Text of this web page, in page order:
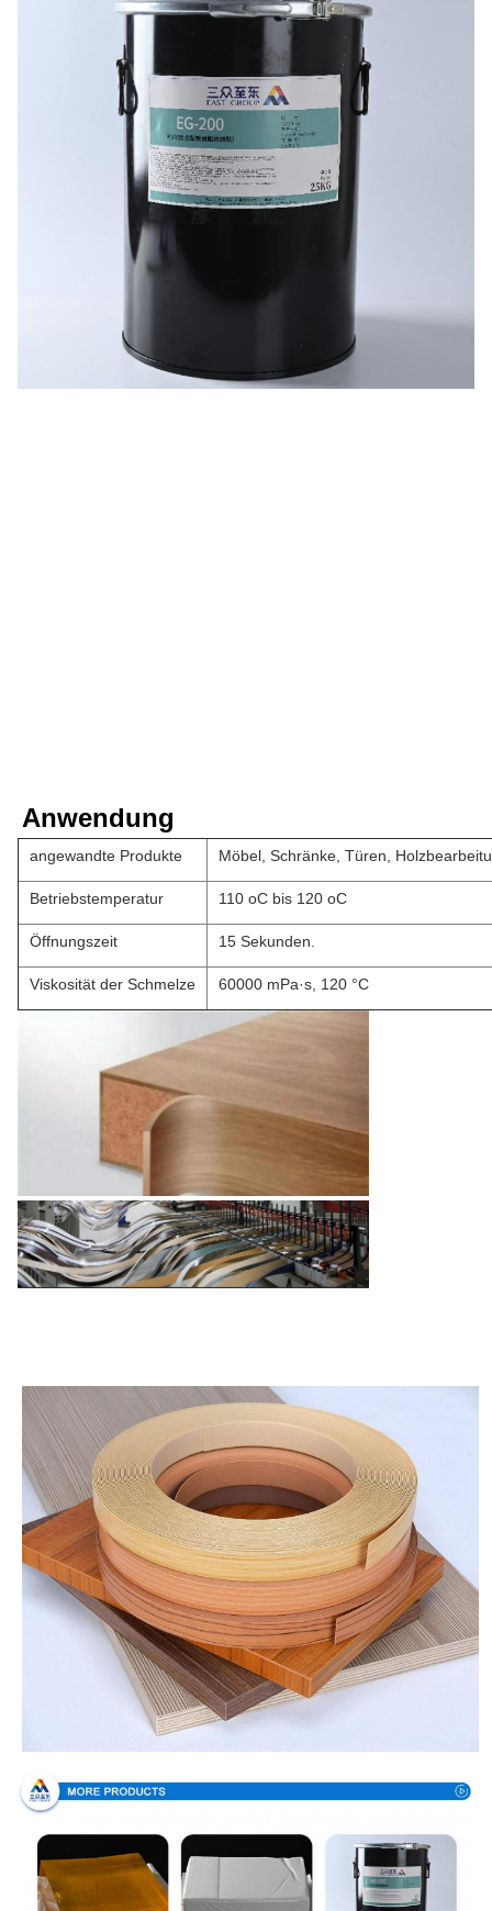
Anwendung
angewandte Produkte Möbel, Schränke, Türen,
Betriebstemperatur 110 oC bis 120 oC
Öffnungszeit 15 Sekunden.
Viskosität der Schmelze 60000 mPa·s, 120 °C